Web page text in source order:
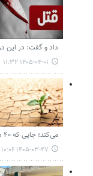
داد و گفت: در این درگیری ۲ نفر کشته و ۳
۱۴۰۵-۰۴-۰۱ ۱۱:۳۲
می‌کند؛ جایی که ۴۰ درصد مساحت آن را عرصه‌های بیابانی تشکیل می‌دهد.
۱۴۰۵-۰۳-۲۷ ۱۰:۰۶